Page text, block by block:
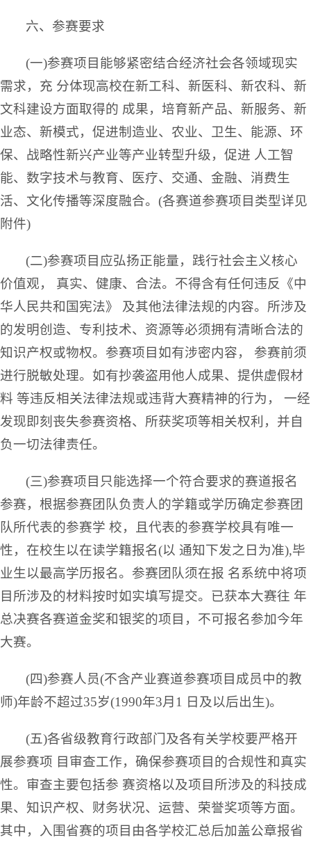
六、参赛要求
(一)参赛项目能够紧密结合经济社会各领域现实
需求，充 分体现高校在新工科、新医科、新农科、新
文科建设方面取得的 成果，培育新产品、新服务、新
业态、新模式，促进制造业、农业、卫生、能源、环
保、战略性新兴产业等产业转型升级，促进 人工智
能、数字技术与教育、医疗、交通、金融、消费生
活、文化传播等深度融合。(各赛道参赛项目类型详见
附件)
(二)参赛项目应弘扬正能量，践行社会主义核心
价值观， 真实、健康、合法。不得含有任何违反《中
华人民共和国宪法》 及其他法律法规的内容。所涉及
的发明创造、专利技术、资源等必须拥有清晰合法的
知识产权或物权。参赛项目如有涉密内容， 参赛前须
进行脱敏处理。如有抄袭盗用他人成果、提供虚假材
料 等违反相关法律法规或违背大赛精神的行为， 一经
发现即刻丧失参赛资格、所获奖项等相关权利，并自
负一切法律责任。
(三)参赛项目只能选择一个符合要求的赛道报名
参赛，根据参赛团队负责人的学籍或学历确定参赛团
队所代表的参赛学 校，且代表的参赛学校具有唯一
性，在校生以在读学籍报名(以 通知下发之日为准),毕
业生以最高学历报名。参赛团队须在报 名系统中将项
目所涉及的材料按时如实填写提交。已获本大赛往 年
总决赛各赛道金奖和银奖的项目，不可报名参加今年
大赛。
(四)参赛人员(不含产业赛道参赛项目成员中的教
师)年龄不超过35岁(1990年3月1 日及以后出生)。
(五)各省级教育行政部门及各有关学校要严格开
展参赛项 目审查工作，确保参赛项目的合规性和真实
性。审查主要包括参 赛资格以及项目所涉及的科技成
果、知识产权、财务状况、运营、荣誉奖项等方面。
其中，入围省赛的项目由各学校汇总后加盖公章报省